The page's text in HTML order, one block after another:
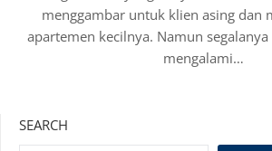
menggambar untuk klien asing dan
apartemen kecilnya. Namun
mengalami…
SEARCH